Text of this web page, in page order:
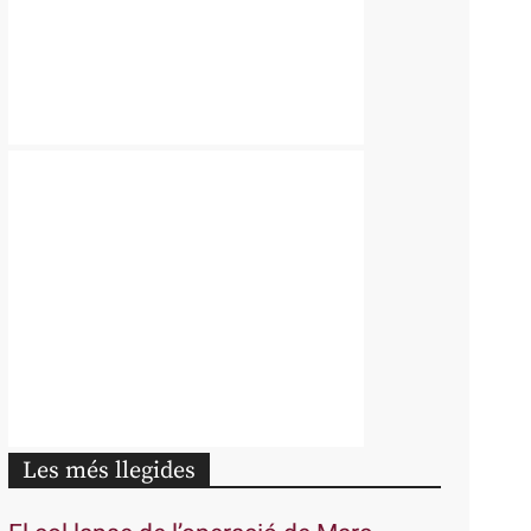
Les més llegides